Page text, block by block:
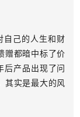
自己的人生和财
赠都暗中标了价
后产品出现了问
其实是最大的风